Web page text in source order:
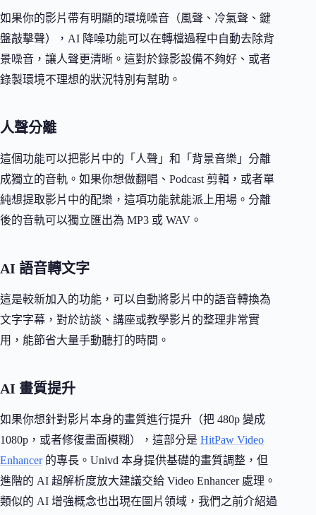
如果你的影片帶有明顯的環境噪音（風聲、冷氣聲、鍵
盤敲擊聲），AI 降噪功能可以在轉檔過程中自動去除背
景噪音，讓人聲更清晰。這對於錄影設備不夠好、或者
錄製環境不理想的狀況特別有幫助。
人聲分離
這個功能可以把影片中的「人聲」和「背景音樂」分離
成獨立的音軌。如果你想做翻唱、Podcast 剪輯，或者單
純想提取影片中的配樂，這項功能就能派上用場。分離
後的音軌可以獨立匯出為 MP3 或 WAV。
AI 語音轉文字
這是較新加入的功能，可以自動將影片中的語音轉換為
文字字幕，對於訪談、講座或教學影片的整理非常實
用，能節省大量手動聽打的時間。
AI 畫質提升
如果你想針對影片本身的畫質進行提升（把 480p 變成
1080p，或者修復畫面模糊），這部分是 HitPaw Video
Enhancer的專長。Univd 本身提供基礎的畫質調整，但
進階的 AI 超解析度放大建議交給 Video Enhancer 處理。
類似的 AI 增強概念也出現在圖片領域，我們之前介紹過